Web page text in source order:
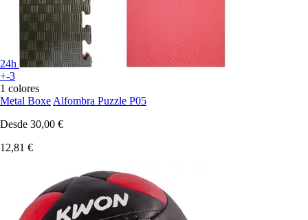
24h
+-3
1 colores
Metal Boxe Alfombra Puzzle P05
Desde 30,00 €
12,81 €